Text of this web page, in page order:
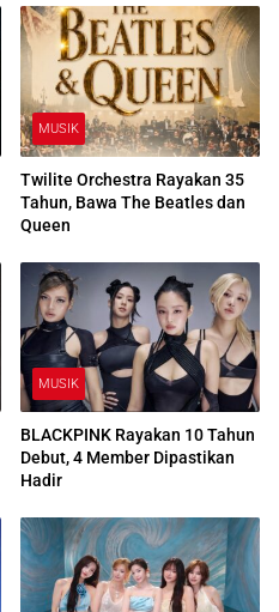
MUSIK
Twilite Orchestra Rayakan 35
Tahun, Bawa The Beatles dan
Queen
MUSIK
BLACKPINK Rayakan 10 Tahun
Debut, 4 Member Dipastikan
Hadir